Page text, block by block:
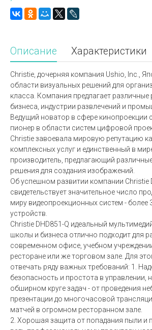
Описание Характеристики
Christie, дочерняя компания Ushio, Inc.,
области визуальных решений для
класса. Компания предлагает различные
бизнеса, индустрии развлечений и
Ведущий новатор в сфере кинопроекции
пионер в области систем цифровой
Christie завоевала мировую репутацию
комплексных услуг и единственный в
производитель, предлагающий
решения для создания изображений.
Об успешном развитии компании Christie
свидетельствует значительное число
миру видеопроекционных систем - более
устройств.
Christie DHD851-Q идеальный
школы и бизнеса отлично подходит для
современном офисе, учебном
ресторане или же торговом зале. Для
отвечать ряду важных требований: 1.
безопасность и простота в управлении,
обширном круге задач - от проведения
презентации до многочасовой
матчей в огромном ресторанном зале.
2. Хорошая защита от попадания пыли и